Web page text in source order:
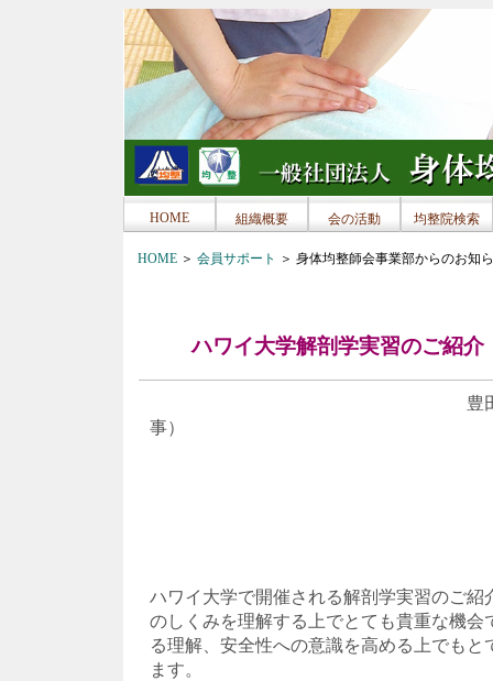
HOME 組織概要 会の活動 均整院検索
HOME＞ 会員サポート ＞ 身体均整師会事業部からのお知
ハワイ大学解剖学実習のご紹介
豊田國男
事）
ハワイ大学で開催される解剖学実習のご紹
のしくみを理解する上でとても貴重な機会
る理解、安全性への意識を高める上でも
ます。